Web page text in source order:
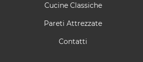
Cucine Classiche
Pareti Attrezzate
Contatti